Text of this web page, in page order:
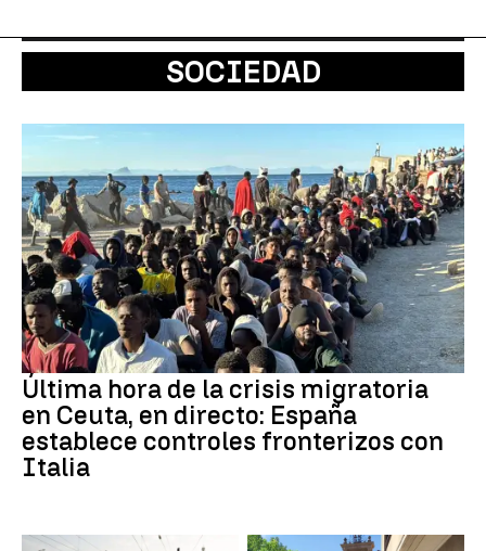
SOCIEDAD
Última hora de la crisis migratoria
en Ceuta, en directo: España
establece controles fronterizos con
Italia